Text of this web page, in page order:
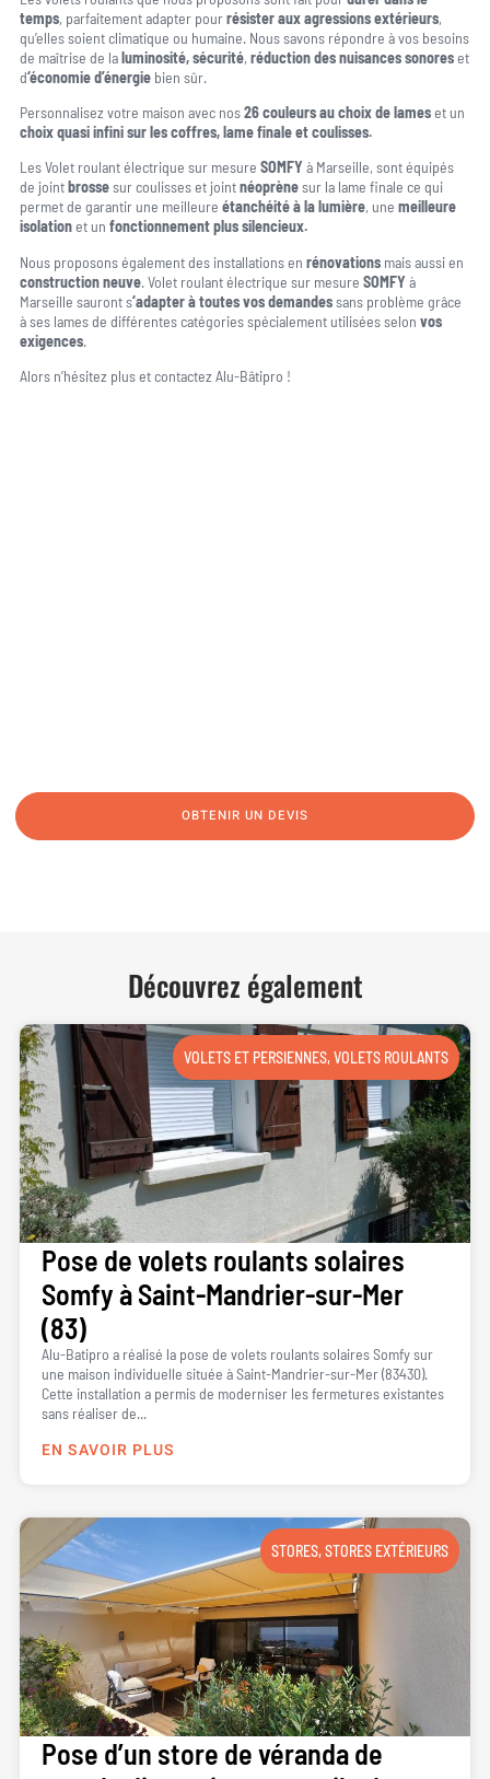
temps, parfaitement adapter pourrésister aux agressions extérieurs,
qu’elles soient climatique ou humaine. Nous savons répondre à vos besoins
de maîtrise de laluminosité,sécurité, réduction des nuisances sonoreset
d‘économie d’énergiebien sûr.
Personnalisez votre maison avec nos26 couleurs au choix de lameset un
choix quasi infini sur les coffres, lame finale et coulisses.
Les Volet roulant électrique sur mesure SOMFY à Marseille, sont équipés
de jointbrossesur coulisses et jointnéoprènesur la lame finale ce qui
permet de garantir une meilleure étanchéité à la lumière, une meilleure
isolationet un fonctionnement plus silencieux.
Nous proposons également des installations en rénovationsmais aussi en
construction neuve. Volet roulant électrique sur mesure SOMFY à
Marseille sauront s‘adapter à toutes vos demandessans problème grâce
à ses lames de différentes catégories spécialement utilisées selon vos
exigences.
Alors n’hésitez plus et contactez Alu-Bâtipro !
OBTENIR UN DEVIS
Découvrez également
VOLETS ET PERSIENNES,VOLETS ROULANTS
Pose de volets roulants solaires
Somfy à Saint-Mandrier-sur-Mer
(83)
Alu-Batipro a réalisé la pose de volets roulants solaires Somfy sur
une maison individuelle située à Saint-Mandrier-sur-Mer (83430).
Cette installation a permis de moderniser les fermetures existantes
sans réaliser de...
EN SAVOIR PLUS
STORES,STORES EXTÉRIEURS
Pose d’un store de véranda de